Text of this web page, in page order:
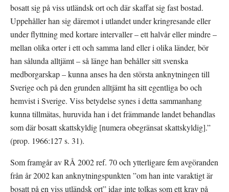
bosatt sig på viss utländsk ort och där skaffat sig fast bostad.
Uppehåller han sig däremot i utlandet under kringresande eller
under flyttning med kortare intervaller – ett halvår eller mindre –
mellan olika orter i ett och samma land eller i olika länder, bör
han sålunda alltjämt – så länge han behåller sitt svenska
medborgarskap – kunna anses ha den största anknytningen till
Sverige och på den grunden alltjämt ha sitt egentliga bo och
hemvist i Sverige. Viss betydelse synes i detta sammanhang
kunna tillmätas, huruvida han i det främmande landet behandlas
som där bosatt skattskyldig [numera obegränsat skattskyldig].”
(prop. 1966:127 s. 31).
Som framgår av RÅ 2002 ref. 70 och ytterligare fem avgöranden
från år 2002 kan anknytningspunkten ”om han inte varaktigt är
bosatt på en viss utländsk ort” idag inte tolkas som ett krav på